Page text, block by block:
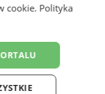
firm.
cookie. Polityka